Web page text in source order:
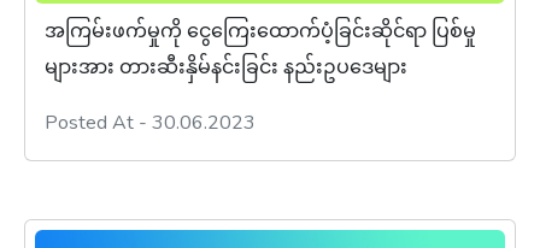
အကြမ်းဖက်မှုကို ငွေကြေးထောက်ပံ့ခြင်းဆိုင်ရာ ပြစ်မှု
များအား တားဆီးနှိမ်နင်းခြင်း နည်းဥပဒေများ
Posted At - 30.06.2023